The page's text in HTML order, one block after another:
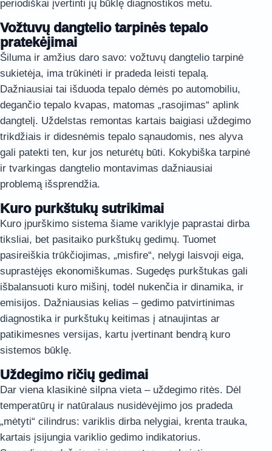
periodiškai įvertinti jų būklę diagnostikos metu.
Vožtuvų dangtelio tarpinės tepalo
pratekėjimai
Šiluma ir amžius daro savo: vožtuvų dangtelio tarpinė
sukietėja, ima trūkinėti ir pradeda leisti tepalą.
Dažniausiai tai išduoda tepalo dėmės po automobiliu,
degančio tepalo kvapas, matomas „rasojimas“ aplink
dangtelį. Uždelstas remontas kartais baigiasi uždegimo
trikdžiais ir didesnėmis tepalo sąnaudomis, nes alyva
gali patekti ten, kur jos neturėtų būti. Kokybiška tarpinė
ir tvarkingas dangtelio montavimas dažniausiai
problemą išsprendžia.
Kuro purkštukų sutrikimai
Kuro įpurškimo sistema šiame variklyje paprastai dirba
tiksliai, bet pasitaiko purkštukų gedimų. Tuomet
pasireiškia trūkčiojimas, „misfire“, nelygi laisvoji eiga,
suprastėjęs ekonomiškumas. Sugedęs purkštukas gali
išbalansuoti kuro mišinį, todėl nukenčia ir dinamika, ir
emisijos. Dažniausias kelias – gedimo patvirtinimas
diagnostika ir purkštukų keitimas į atnaujintas ar
patikimesnes versijas, kartu įvertinant bendrą kuro
sistemos būklę.
Uždegimo ričių gedimai
Dar viena klasikinė silpna vieta – uždegimo ritės. Dėl
temperatūrų ir natūralaus nusidėvėjimo jos pradeda
„mėtyti“ cilindrus: variklis dirba nelygiai, krenta trauka,
kartais įsijungia variklio gedimo indikatorius.